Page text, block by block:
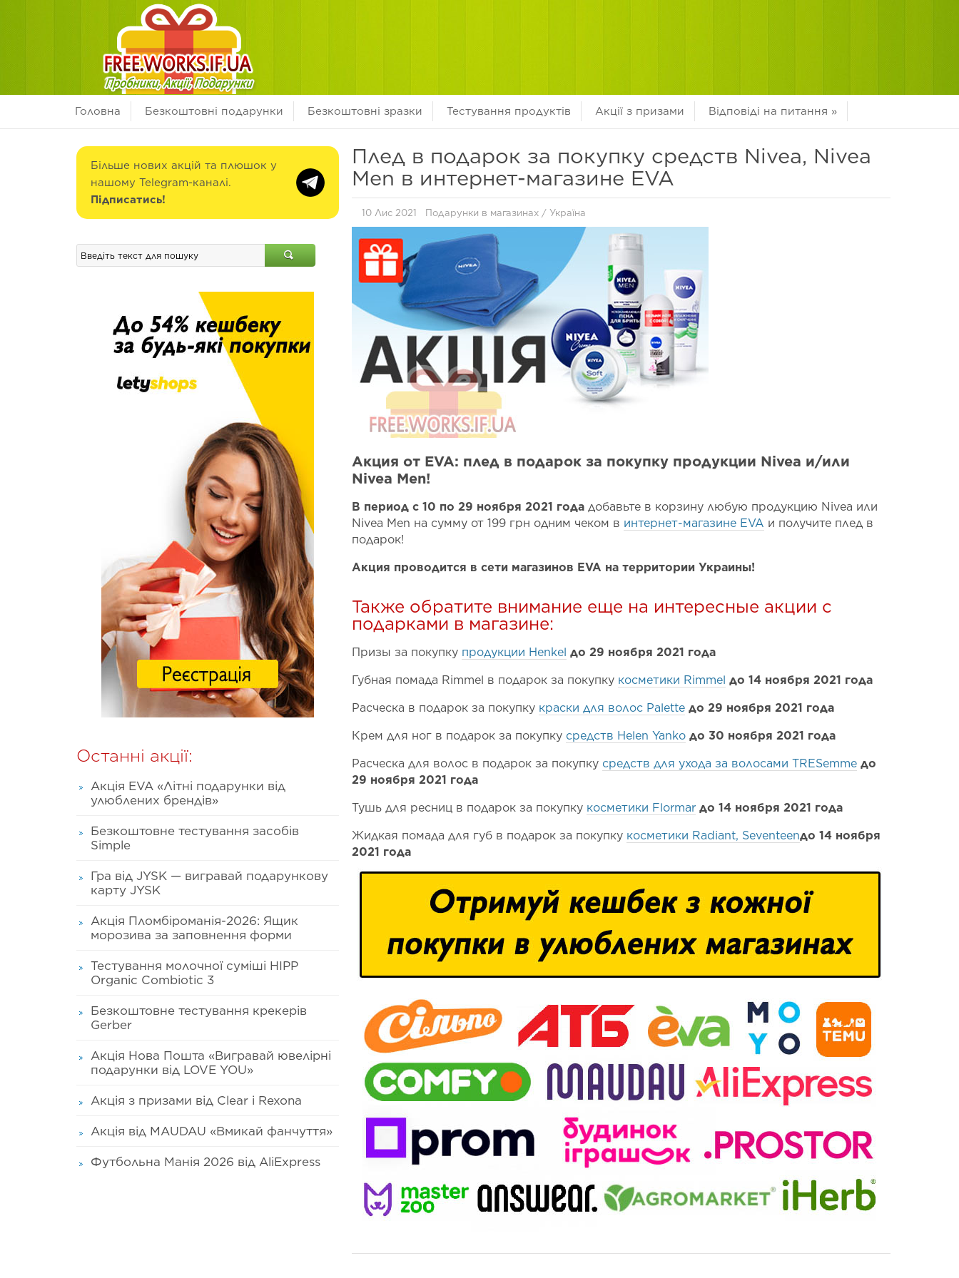
Головна Безкоштовні подарунки Безкоштовні зразки Тестування продуктів Акції з призами Відповіді на питання »
Плед в подарок за покупку средств Nivea, Nivea
Men в интернет-магазине EVA
10 Лис 2021 Подарунки в магазинах /Україна
Акция от EVA: плед в подарок за покупку продукции Nivea и/или
Nivea Men!
В период с 10 по 29 ноября 2021 года добавьте в корзину любую продукцию Nivea или
Nivea Men на сумму от 199 грн одним чеком в интернет-магазине EVA и получите плед в
подарок!
Акция проводится в сети магазинов EVA на территории Украины!
Также обратите внимание еще на интересные акции с
подарками в магазине:
Призы за покупку продукции Henkel до 29 ноября 2021 года
Губная помада Rimmel в подарок за покупку косметики Rimmel до 14 ноября 2021 года
Расческа в подарок за покупку краски для волос Palette до 29 ноября 2021 года
Крем для ног в подарок за покупку средств Helen Yanko до 30 ноября 2021 года
Расческа для волос в подарок за покупку средств для ухода за волосами TRESemme до
29 ноября 2021 года
Тушь для ресниц в подарок за покупку косметики Flormar до 14 ноября 2021 года
Жидкая помада для губ в подарок за покупку косметики Radiant, Seventeenдо 14 ноября
2021 года
Більше нових акцій та плюшок у
нашому Telegram-каналі.
Підписатись!
Останні акції:
Акція EVA «Літні подарунки від
улюблених брендів»
Безкоштовне тестування засобів
Simple
Гра від JYSK — вигравай подарункову
карту JYSK
Акція Пломбіроманія-2026: Ящик
морозива за заповнення форми
Тестування молочної суміші HIPP
Organic Combiotic 3
Безкоштовне тестування крекерів
Gerber
Акція Нова Пошта «Вигравай ювелірні
подарунки від LOVE YOU»
Акція з призами від Clear і Rexona
Акція від MAUDAU «Вмикай фанчуття»
Футбольна Манія 2026 від AliExpress